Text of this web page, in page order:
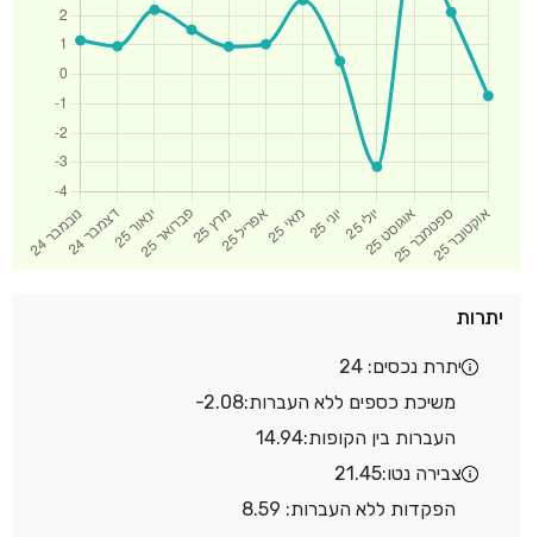
יתרות
יתרת נכסים: 24
משיכת כספים ללא העברות:-2.08
העברות בין הקופות:14.94
צבירה נטו:21.45
הפקדות ללא העברות: 8.59